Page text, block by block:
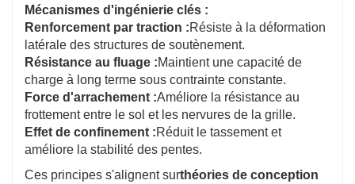
Mécanismes d'ingénierie clés :
Renforcement par traction :Résiste à la déformation
latérale des structures de soutènement.
Résistance au fluage :Maintient une capacité de
charge à long terme sous contrainte constante.
Force d'arrachement :Améliore la résistance au
frottement entre le sol et les nervures de la grille.
Effet de confinement :Réduit le tassement et
améliore la stabilité des pentes.
Ces principes s'alignent surthéories de conception